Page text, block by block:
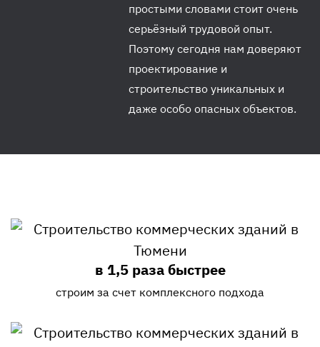
простыми словами стоит очень
серьёзный трудовой опыт.
Поэтому сегодня нам доверяют
проектирование и
строительство уникальных и
даже особо опасных объектов.
в 1,5 раза быстрее
строим за счет комплексного подхода